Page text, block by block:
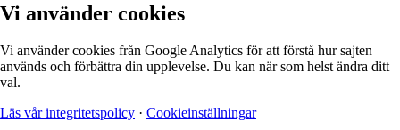
Vi använder cookies
Vi använder cookies från Google Analytics för att förstå hur sajten
används och förbättra din upplevelse. Du kan när som helst ändra ditt
val.
Läs vår integritetspolicy · Cookieinställningar